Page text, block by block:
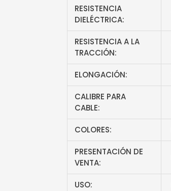
RESISTENCIA
DIELÉCTRICA:
RESISTENCIA A LA
TRACCIÓN:
ELONGACIÓN:
CALIBRE PARA
CABLE:
COLORES:
PRESENTACIÓN DE
VENTA:
USO: